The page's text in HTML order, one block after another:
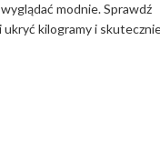
modnie. Sprawdź
kilogramy i